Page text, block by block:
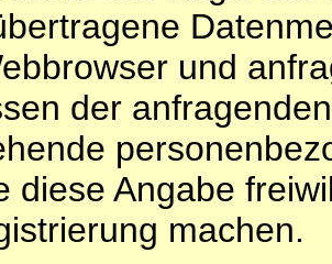
und
der
diese Angabe
machen.